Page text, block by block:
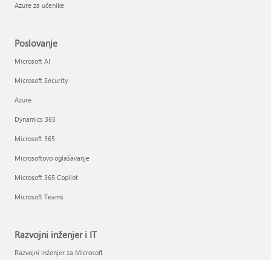
Azure za učenike
Poslovanje
Microsoft AI
Microsoft Security
Azure
Dynamics 365
Microsoft 365
Microsoftovo oglašavanje
Microsoft 365 Copilot
Microsoft Teams
Razvojni inženjer i IT
Razvojni inženjer za Microsoft